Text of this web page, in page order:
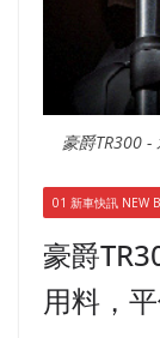
豪爵TR300
01 新車快訊 NEW
豪爵
用料，